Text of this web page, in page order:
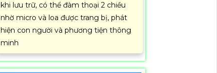
khi lưu trữ, có thể đàm thoại 2 chiều
nhờ micro và loa được trang bị, phát
hiện con người và phương tiện thông
minh